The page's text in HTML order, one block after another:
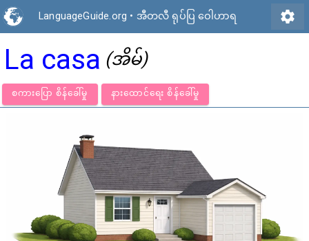
LanguageGuide.org • အီတလီ ရုပ်ပြ ဝေါဟာရ settings
La casa (အိမ်)
စကားပြော စိန်ခေါ်မှု နားထောင်ရေး စိန်ခေါ်မှု